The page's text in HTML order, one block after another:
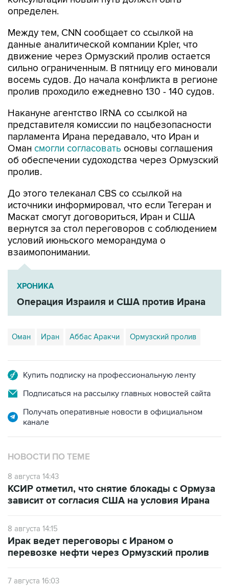
определен.
Между тем, CNN сообщает со ссылкой на
данные аналитической компании Kpler, что
движение через Ормузский пролив остается
сильно ограниченным. В пятницу его миновали
восемь судов. До начала конфликта в регионе
пролив проходило ежедневно 130 - 140 судов.
Накануне агентство IRNA со ссылкой на
представителя комиссии по нацбезопасности
парламента Ирана передавало, что Иран и
Оман смогли согласовать основы соглашения
об обеспечении судоходства через Ормузский
пролив.
До этого телеканал CBS со ссылкой на
источники информировал, что если Тегеран и
Маскат смогут договориться, Иран и США
вернутся за стол переговоров с соблюдением
условий июньского меморандума о
взаимопонимании.
ХРОНИКА
Операция Израиля и США против Ирана
Оман Иран Аббас Аракчи Ормузский пролив
Купить подписку на профессиональную ленту
Подписаться на рассылку главных новостей сайта
Получать оперативные новости в официальном
канале
НОВОСТИ ПО ТЕМЕ
8 августа 14:43
КСИР отметил, что снятие блокады с Ормуза
зависит от согласия США на условия Ирана
8 августа 14:15
Ирак ведет переговоры с Ираном о
перевозке нефти через Ормузский пролив
7 августа 16:03